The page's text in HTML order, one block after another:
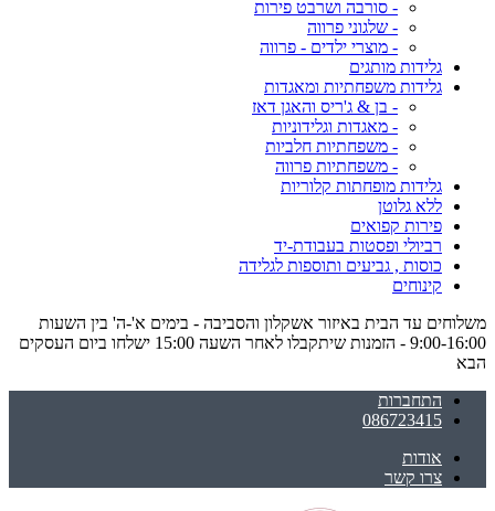
- סורבה ושרבט פירות
- שלגוני פרווה
- מוצרי ילדים - פרווה
גלידות מותגים
גלידות משפחתיות ומאגדות
- בן & ג'ריס והאגן דאז
- מאגדות וגלידוניות
- משפחתיות חלביות
- משפחתיות פרווה
גלידות מופחתות קלוריות
ללא גלוטן
פירות קפואים
רביולי ופסטות בעבודת-יד
כוסות , גביעים ותוספות לגלידה
קינוחים
משלוחים עד הבית באיזור אשקלון והסביבה - בימים א'-ה' בין השעות
9:00-16:00 - הזמנות שיתקבלו לאחר השעה 15:00 ישלחו ביום העסקים
הבא
התחברות
086723415
אודות
צרו קשר